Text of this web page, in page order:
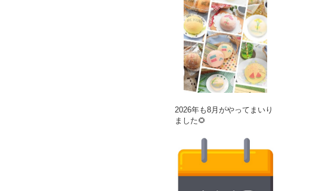
2026年も8月がやってまいり
ました🌻